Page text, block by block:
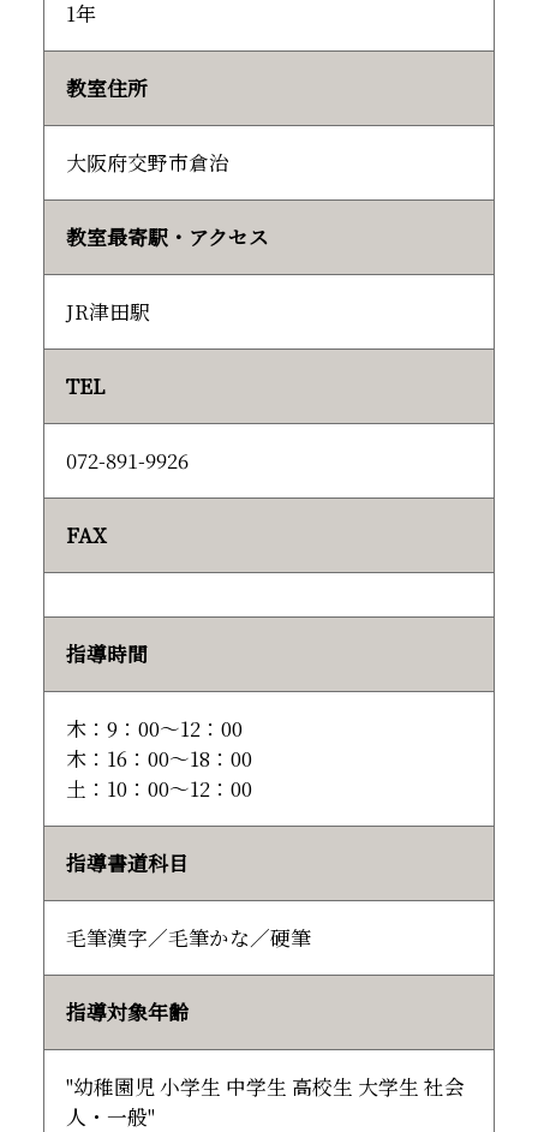
1年
教室住所
大阪府交野市倉治
教室最寄駅・アクセス
JR津田駅
TEL
072-891-9926
FAX
指導時間
木：9：00～12：00
木：16：00～18：00
土：10：00～12：00
指導書道科目
毛筆漢字／毛筆かな／硬筆
指導対象年齢
"幼稚園児 小学生 中学生 高校生 大学生 社会
人・一般"